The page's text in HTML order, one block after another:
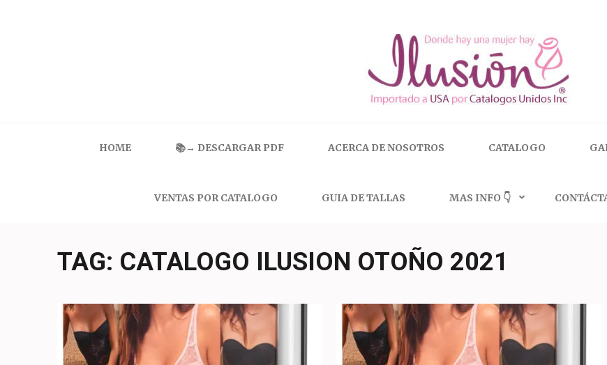
HOME 📚→ DESCARGAR PDF ACERCA DE NOSOTROS CATALOGO
VENTAS POR CATALOGO GUIA DE TALLAS MAS INFO 👇
TAG: CATALOGO ILUSION OTOÑO 2021